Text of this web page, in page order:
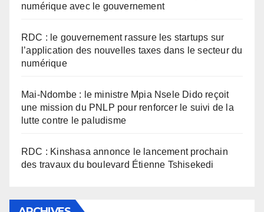
numérique avec le gouvernement
RDC : le gouvernement rassure les startups sur
l’application des nouvelles taxes dans le secteur du
numérique
Mai-Ndombe : le ministre Mpia Nsele Dido reçoit
une mission du PNLP pour renforcer le suivi de la
lutte contre le paludisme
RDC : Kinshasa annonce le lancement prochain
des travaux du boulevard Étienne Tshisekedi